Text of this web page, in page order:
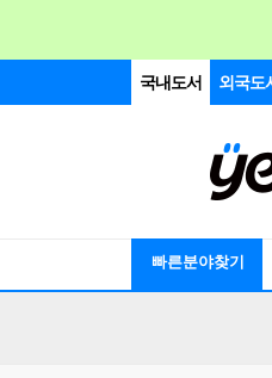
국내도서 외국도
빠른분야찾기